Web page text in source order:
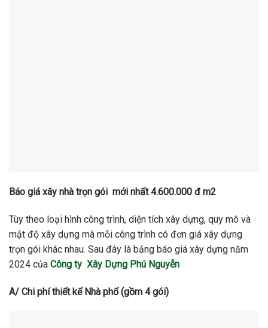
Báo giá xây nhà trọn gói mới nhất 4.600.000 đ m2
Tùy theo loại hình công trình, diện tích xây dựng, quy mô và
mật độ xây dựng mà mỗi công trình có đơn giá xây dựng
trọn gói khác nhau. Sau đây là bảng báo giá xây dựng năm
2024 của Công ty Xây Dựng Phú Nguyễn
A/ Chi phí thiết kế Nhà phố (gồm 4 gói)